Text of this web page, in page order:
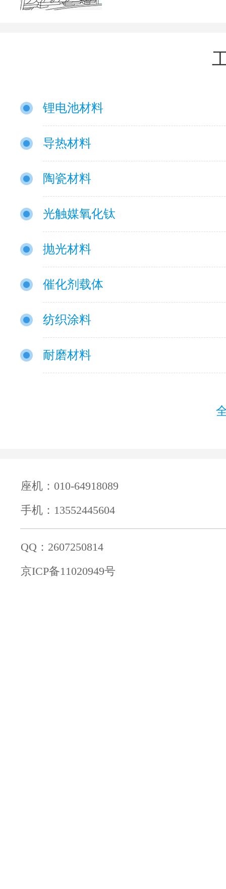
锂电池材料
导热材料
陶瓷材料
光触媒氧化钛
抛光材料
催化剂载体
纺织涂料
耐磨材料
座机：010-64918089
手机：13552445604
QQ：2607250814
京ICP备11020949号